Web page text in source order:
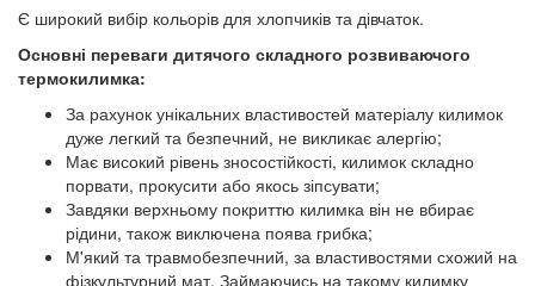
Є широкий вибір кольорів для хлопчиків та дівчаток.
Основні переваги дитячого складного розвиваючого
термокилимка:
За рахунок унікальних властивостей матеріалу килимок
дуже легкий та безпечний, не викликає алергію;
Має високий рівень зносостійкості, килимок складно
порвати, прокусити або якось зіпсувати;
Завдяки верхньому покриттю килимка він не вбирає
рідини, також виключена поява грибка;
М'який та травмобезпечний, за властивостями схожий на
фізкультурний мат. Займаючись на такому килимку